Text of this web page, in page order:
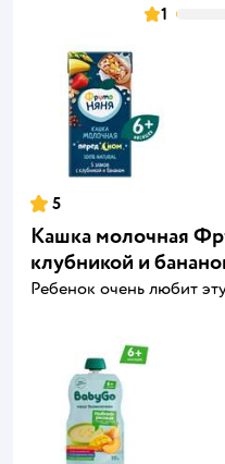
1
5
Кашка молочная
клубникой и
Ребенок очень любит